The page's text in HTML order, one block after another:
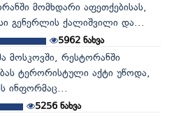
მომხდარი აფეთქებისას,
გენერლის ქალიშვილი და...
5962 ნახვა
მოსკოვში, რესტორანში
ტერორისტული აქტი უწოდა,
ინფორმაც...
5256ნახვა